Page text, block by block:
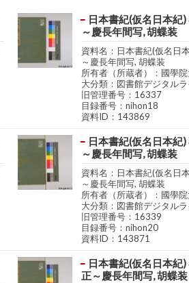
日本書紀(仮名日本紀
～慶長年間写, 胡蝶装
資料名：日本書紀(仮名日
～慶長年間写, 胡蝶装
所有者（所蔵者）：國學
大分類：図書館デジタル
旧管理番号：16337
目録番号：nihon18
資料ID：143869
日本書紀(仮名日本紀
～慶長年間写, 胡蝶装
資料名：日本書紀(仮名日
～慶長年間写, 胡蝶装
所有者（所蔵者）：國學
大分類：図書館デジタル
旧管理番号：16339
目録番号：nihon20
資料ID：143871
日本書紀(仮名日本紀
正～慶長年間写, 胡蝶装